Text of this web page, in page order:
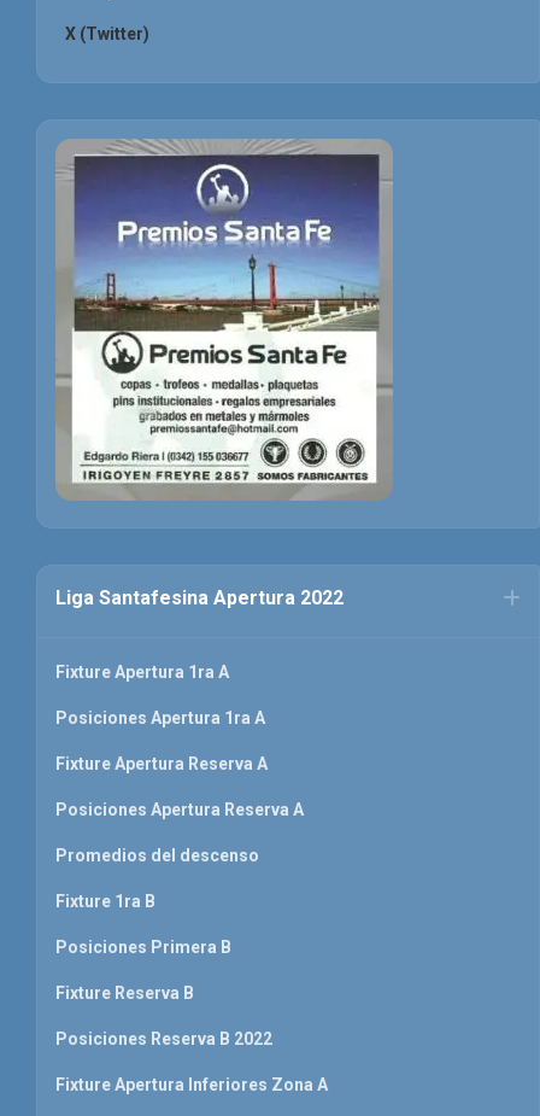
X (Twitter)
Liga Santafesina Apertura 2022
Fixture Apertura 1ra A
Posiciones Apertura 1ra A
Fixture Apertura Reserva A
Posiciones Apertura Reserva A
Promedios del descenso
Fixture 1ra B
Posiciones Primera B
Fixture Reserva B
Posiciones Reserva B 2022
Fixture Apertura Inferiores Zona A